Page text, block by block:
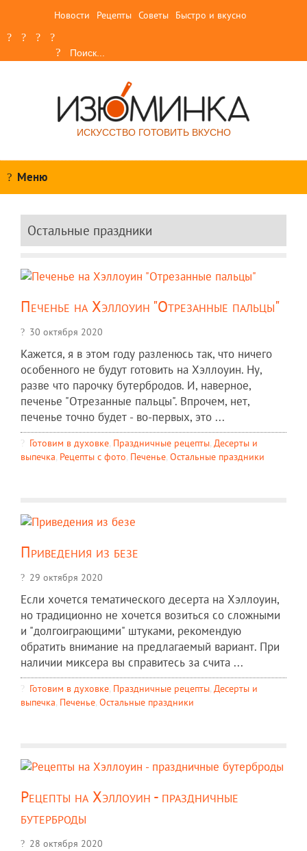
Новости Рецепты Советы Быстро и вкусно
ИСКУССТВО ГОТОВИТЬ ВКУСНО
Меню
Остальные праздники
Печенье на Хэллоуин "Отрезанные пальцы"
30 октября 2020
Кажется, я в этом году разленюсь так, что ничего
особенного не будут готовить на Хэллоуин. Ну,
разве что парочку бутербродов. И, наверное,
печенье "Отрезанные пальцы". Впрочем, нет,
печенье точно будет - во-первых, это ...
Готовим в духовке, Праздничные рецепты, Десерты и
выпечка, Рецепты c фото, Печенье, Остальные праздники
Приведения из безе
29 октября 2020
Если хочется тематического десерта на Хэллоуин,
но традиционно не хочется возиться со сложными
и "долгоиграющими" штуками, рекомендую
обратить внимание на предлагаемый вариант. При
наличии миксера вы справитесь за счита ...
Готовим в духовке, Праздничные рецепты, Десерты и
выпечка, Печенье, Остальные праздники
Рецепты на Хэллоуин - праздничные
бутерброды
28 октября 2020